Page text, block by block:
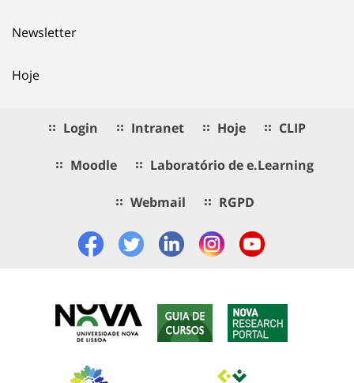
Newsletter
Hoje
Login Intranet Hoje CLIP
Moodle Laboratório de e.Learning
Webmail RGPD